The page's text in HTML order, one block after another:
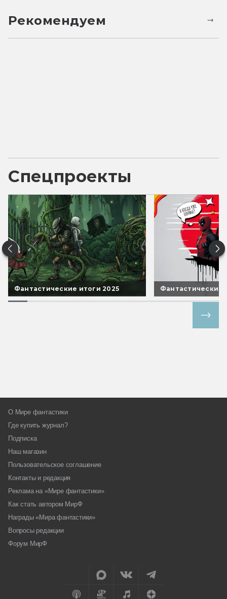
Рекомендуем
Спецпроекты
Фантастические итоги 2025 Фантастические
О Мире фантастики
Где купить журнал?
Подписка
Наш магазин
Пользовательское соглашение
Контакты и редакция
Реклама на «Мире фантастики»
Как стать автором МирФ
Награды «Мира фантастики»
Вопросы редакции
Форум МирФ